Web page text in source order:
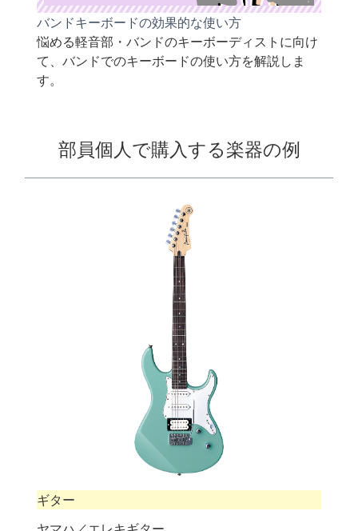
バンドキーボードの効果的な使い方
悩める軽音部・バンドのキーボーディストに向け
て、バンドでのキーボードの使い方を解説しま
す。
部員個人で購入する楽器の例
ギター